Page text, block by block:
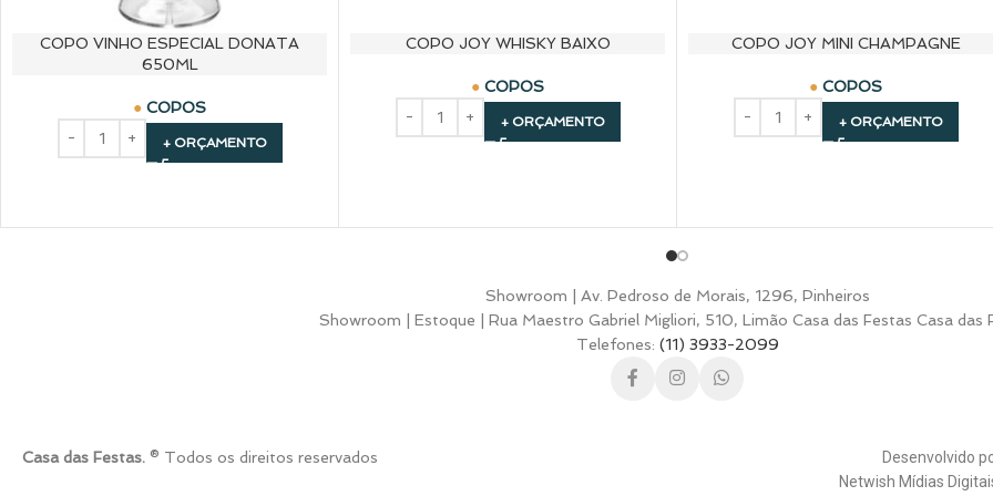
COPO VINHO ESPECIAL DONATA
650ML
COPOS
+ ORÇAMENTO
COPO JOY WHISKY BAIXO
COPOS
+ ORÇAMENTO
COPO JOY MINI CHAMPAGNE
COPOS
+ ORÇAMENTO
Showroom | Av. Pedroso de Morais, 1296, Pinheiros
Showroom | Estoque | Rua Maestro Gabriel Migliori, 510, Limão Casa das Festas Casa das
Telefones: (11) 3933-2099
Casa das Festas. ® Todos os direitos reservados
Desenvolvido
Netwish Mídias